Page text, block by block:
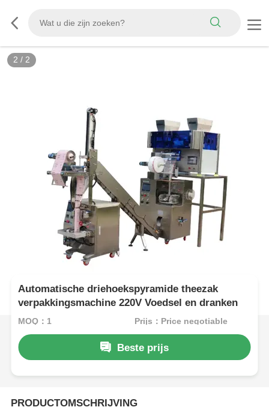
2 / 2
Automatische driehoekspyramide theezak
verpakkingsmachine 220V Voedsel en dranken
MOQ：1 Prijs：Price negotiable
Beste prijs
PRODUCTOMSCHRIJVING